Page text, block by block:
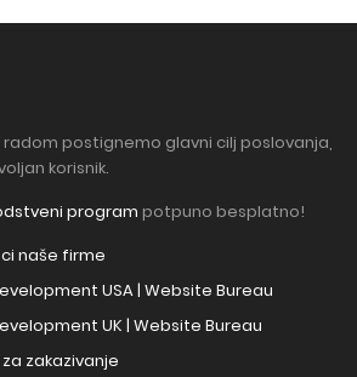
postignemo glavni cilj poslovanja,
korisnik.
program potpuno besplatno!
naše firme
USA | Website Bureau
UK | Website Bureau
zakazivanje